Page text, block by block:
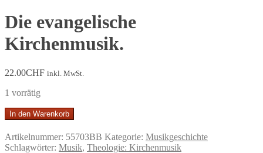
Die evangelische
Kirchenmusik.
22.00CHF inkl. MwSt.
1 vorrätig
Die
evangelische
Kirchenmusik.
Menge
In den Warenkorb
Artikelnummer: 55703BB Kategorie: Musikgeschichte
Schlagwörter: Musik, Theologie: Kirchenmusik